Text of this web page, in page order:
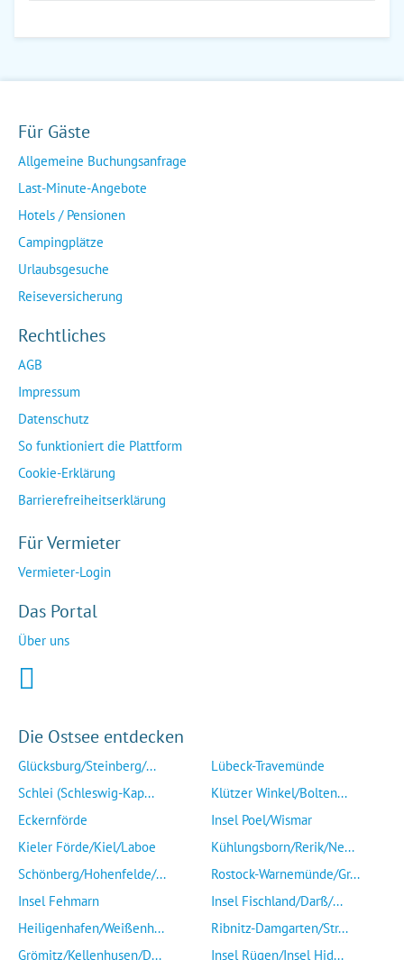
Für Gäste
Allgemeine Buchungsanfrage
Last-Minute-Angebote
Hotels / Pensionen
Campingplätze
Urlaubsgesuche
Reiseversicherung
Rechtliches
AGB
Impressum
Datenschutz
So funktioniert die Plattform
Cookie-Erklärung
Barrierefreiheitserklärung
Für Vermieter
Vermieter-Login
Das Portal
Über uns
Die Ostsee entdecken
Glücksburg/Steinberg/...
Schlei (Schleswig-Kap...
Eckernförde
Kieler Förde/Kiel/Laboe
Schönberg/Hohenfelde/...
Insel Fehmarn
Heiligenhafen/Weißenh...
Grömitz/Kellenhusen/D...
Lübeck-Travemünde
Klützer Winkel/Bolten...
Insel Poel/Wismar
Kühlungsborn/Rerik/Ne...
Rostock-Warnemünde/Gr...
Insel Fischland/Darß/...
Ribnitz-Damgarten/Str...
Insel Rügen/Insel Hid...